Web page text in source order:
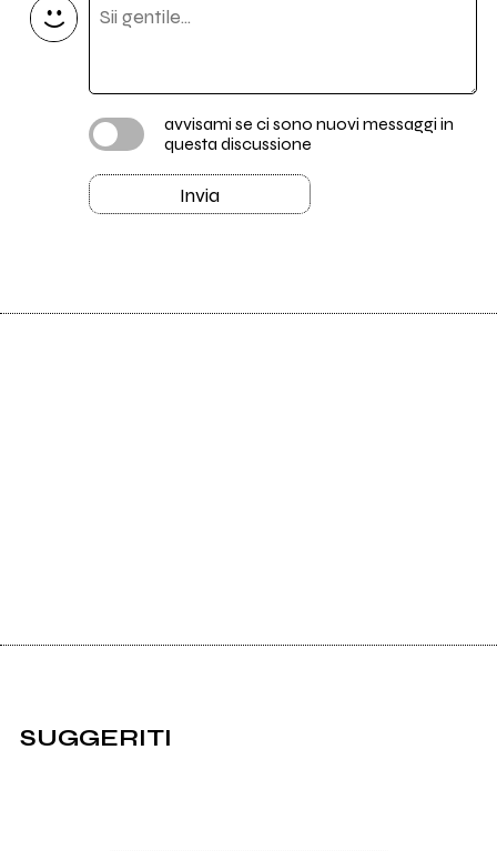
avvisami se ci sono nuovi messaggi in
questa discussione
Invia
SUGGERITI